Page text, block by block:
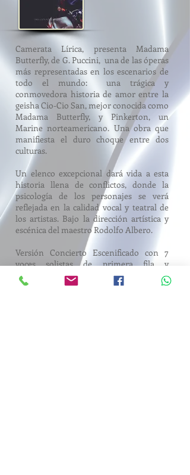
Camerata Lírica, presenta Madama
Butterfly, de G. Puccini, una de las óperas
más representadas en los escenarios de
todo el mundo: una trágica y
conmovedora historia de amor entre la
geisha Cio-Cio San, mejor conocida como
Madama Butterfly, y Pinkerton, un
Marine norteamericano. Una obra que
manifiesta el duro choque entre dos
culturas.
Un elenco excepcional dará vida a esta
historia llena de conflictos, donde la
psicología de los personajes se verá
reflejada en la calidad vocal y teatral de
los artistas. Bajo la dirección artística y
escénica del maestro Rodolfo Albero.
Versión Concierto Escenificado con 7
voces solistas de primera fila y
acompañamiento piano, trajes,
mobiliario y atrezzo